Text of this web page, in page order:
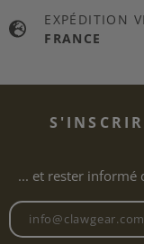
EXPÉDITION
FRANCE
... et rester informé